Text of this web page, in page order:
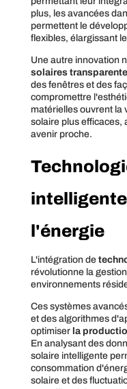
plus, les avancées
permettent le
flexibles, élargissant
Une autre innovation
solaires
des fenêtres et des
compromettre
matérielles ouvrent la
solaire plus efficaces,
avenir proche.
l'énergie
L'intégration de
révolutionne la
environnements
Ces systèmes
et des algorithmes
optimiser la
En analysant des
solaire intelligente
consommation
solaire et des